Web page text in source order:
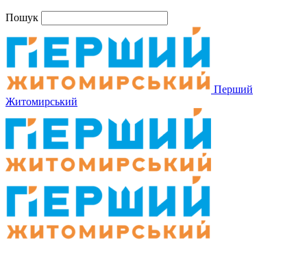
Пошук
Перший
Житомирський